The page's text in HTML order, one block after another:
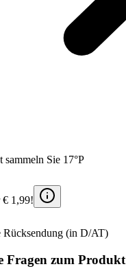
Sie 17°P
€ 1,99!
Rücksendung (in D/AT)
Fragen zum Produkt